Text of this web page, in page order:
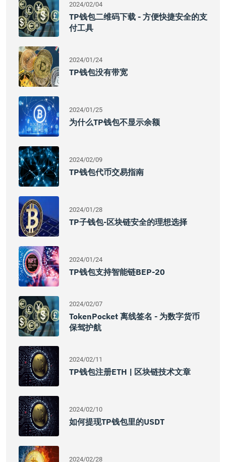
2024/02/04
TP钱包二维码下载 - 方便快捷安全的支
付工具
2024/01/24
TP钱包没有带宽
2024/01/25
为什么TP钱包不显示余额
2024/02/09
TP钱包代币交易指南
2024/01/28
TP子钱包-区块链安全的理想选择
2024/01/24
TP钱包支持智能链BEP-20
2024/02/07
TokenPocket 离线签名 - 为数字货币
保驾护航
2024/02/11
TP钱包注册ETH | 区块链技术文章
2024/02/10
如何提现TP钱包里的USDT
2024/02/28